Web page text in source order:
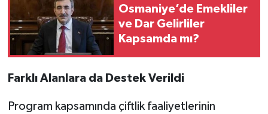
Osmaniye’de Emekliler
ve Dar Gelirliler
Kapsamda mı?
Farklı Alanlara da Destek Verildi
Program kapsamında çiftlik faaliyetlerinin